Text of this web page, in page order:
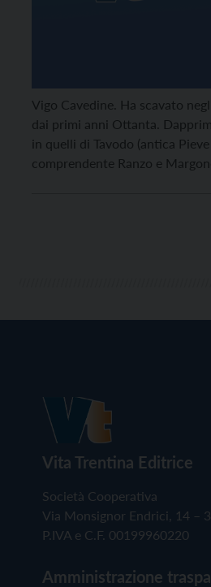
Vigo Cavedine. Ha scavato
dai primi anni Ottanta.
in quelli di Tavodo (antica
comprendente Ranzo e
Vita Trentina Editrice
Società Cooperativa
Via Monsignor Endrici, 14 –
P.IVA e C.F. 00199960220
Amministrazione